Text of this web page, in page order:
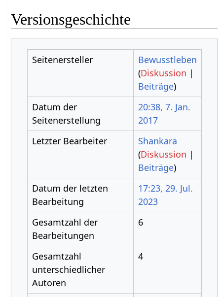
Versionsgeschichte
Seitenersteller
Bewusstleben
(Diskussion |
Beiträge)
Datum der
Seitenerstellung
20:38, 7. Jan.
2017
Letzter Bearbeiter
Shankara
(Diskussion |
Beiträge)
Datum der letzten
Bearbeitung
17:23, 29. Jul.
2023
Gesamtzahl der
Bearbeitungen
6
Gesamtzahl
unterschiedlicher
Autoren
4